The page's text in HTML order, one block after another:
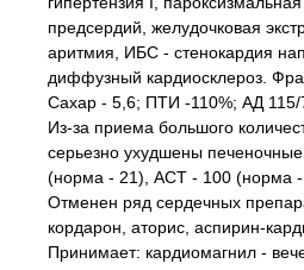
предсердий, желудочковая
аритмия, ИБС - стенокардия
диффузный кардиосклероз.
Сахар - 5,6; ПТИ -110%; АД 115/
Из-за приема большого
серьезно ухудшены
(норма - 21), АСТ - 100 (норма -
Отменен ряд сердечных
кордарон, аторис, аспирин-
Принимает: кардиомагнил -